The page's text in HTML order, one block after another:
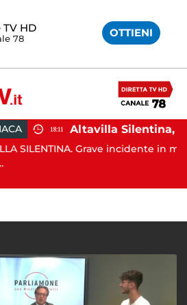
TV HD
78 OTTIENI
18:11
Grave incidente in moto: